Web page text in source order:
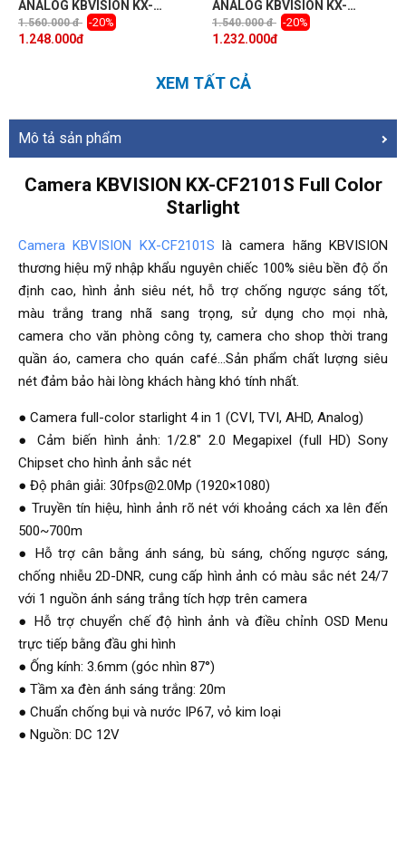
ANALOG KBVISION KX-
C2004CA ( 2.0 Megapixel,
hồng ngoại 50m )
1.560.000 đ -20%
1.248.000đ
ANALOG KBVISION KX-
C2K11C (4.0 Megapixel, hồng
ngoại 30m)
1.540.000 đ -20%
1.232.000đ
XEM TẤT CẢ
Mô tả sản phẩm
Camera KBVISION KX-CF2101S Full Color
Starlight
Camera KBVISION KX-CF2101S là camera hãng KBVISION
thương hiệu mỹ nhập khẩu nguyên chiếc 100% siêu bền độ ổn
định cao, hình ảnh siêu nét, hỗ trợ chống ngược sáng tốt,
màu trắng trang nhã sang trọng, sử dụng cho mọi nhà,
camera cho văn phòng công ty, camera cho shop thời trang
quần áo, camera cho quán café…Sản phẩm chất lượng siêu
nét đảm bảo hài lòng khách hàng khó tính nhất.
● Camera full-color starlight 4 in 1 (CVI, TVI, AHD, Analog)
● Cảm biến hình ảnh: 1/2.8″ 2.0 Megapixel (full HD) Sony
Chipset cho hình ảnh sắc nét
● Độ phân giải: 30fps@2.0Mp (1920×1080)
● Truyền tín hiệu, hình ảnh rõ nét với khoảng cách xa lên đến
500~700m
● Hỗ trợ cân bằng ánh sáng, bù sáng, chống ngược sáng,
chống nhiễu 2D-DNR, cung cấp hình ảnh có màu sắc nét 24/7
với 1 nguồn ánh sáng trắng tích hợp trên camera
● Hỗ trợ chuyển chế độ hình ảnh và điều chỉnh OSD Menu
trực tiếp bằng đầu ghi hình
● Ống kính: 3.6mm (góc nhìn 87°)
● Tầm xa đèn ánh sáng trắng: 20m
● Chuẩn chống bụi và nước IP67, vỏ kim loại
● Nguồn: DC 12V